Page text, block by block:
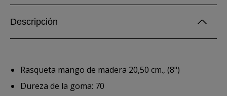
Descripción
Rasqueta mango de madera 20,50 cm., (8")
Dureza de la goma: 70